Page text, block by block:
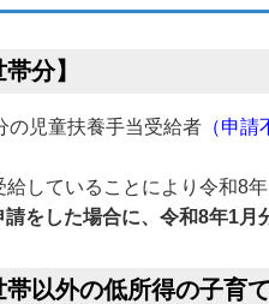
分】
の児童扶養手当受給者 （申請
給していることにより令和8
をした場合に、令和8年1月
以外の低所得の子育て